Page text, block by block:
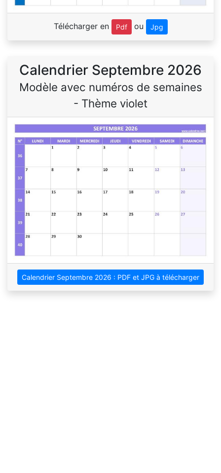
Télécharger en Pdf ou Jpg
Calendrier Septembre 2026
Modèle avec numéros de semaines
- Thème violet
Calendrier Septembre 2026 : PDF et JPG à télécharger